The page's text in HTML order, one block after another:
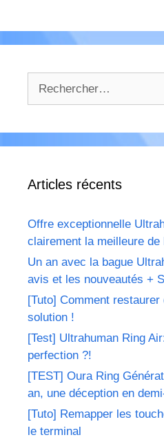
Articles récents
Offre exceptionnelle
clairement la meilleure de
Un an avec la bague
avis et les nouveautés +
[Tuto] Comment
solution !
[Test] Ultrahuman Ring
perfection ?!
[TEST] Oura Ring
an, une déception en
[Tuto] Remapper les
le terminal